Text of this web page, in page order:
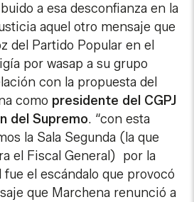
a esa desconfianza en la
aquel otro mensaje que
del Partido Popular en el
por wasap a su grupo
con la propuesta del
como presidente del CGPJ
del Supremo. “con esta
la Sala Segunda (la que
el Fiscal General) por la
fue el escándalo que provocó
que Marchena renunció a